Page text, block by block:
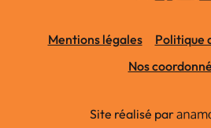
Mentions légales
Politique
Nos
Site réalisé par